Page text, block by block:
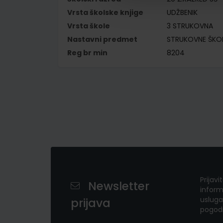
Vrsta školske knjige
UDŽBENIK
Vrsta škole
3 STRUKOVNA
Nastavni predmet
STRUKOVNE
Reg br min
8204
Newsletter
prijava